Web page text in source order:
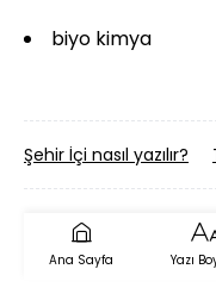
biyo kimya
Şehir İçi nasıl yazılır?
Ana Sayfa Yazı